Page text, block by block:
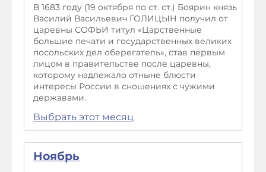
В 1683 году (19 октября по ст. ст.) Боярин князь
Василий Васильевич ГОЛИЦЫН получил от
царевны СОФЬИ титул «Царственные
большие печати и государственных великих
посольских дел оберегатель», став первым
лицом в правительстве после царевны,
которому надлежало отныне блюсти
интересы России в сношениях с чужими
державами.
Выбрать этот месяц
Ноябрь